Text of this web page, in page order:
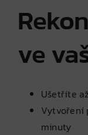
ve
Ušetříte
Vytvoření
minuty